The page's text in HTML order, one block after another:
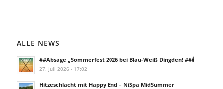
ALLE NEWS
##Absage „Sommerfest 2026 bei Blau-Weiß Dingden! ##🕯️
27. Juli 2026 - 17:02
Hitzeschlacht mit Happy End – NiSpa MidSummer